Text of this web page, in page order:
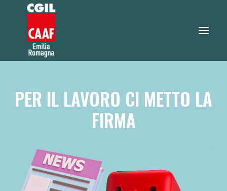
SERVIZI
DOVE SIAMO
NOTIZIE
PER IL LAVORO CI METTO LA
FIRMA